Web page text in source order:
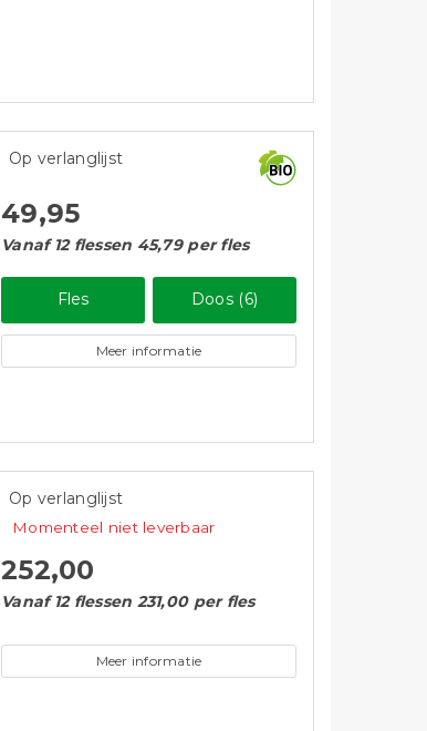
Op verlanglijst
49,95
Vanaf 12 flessen 45,79 per fles
Meer informatie
Op verlanglijst